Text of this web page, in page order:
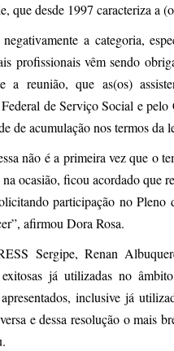
que desde 1997 caracteriza a
a categoria,
profissionais vêm sendo
a reunião, que as(os)
de Serviço Social e
de acumulação nos termos da
não é a primeira vez que o
ocasião, ficou acordado que
participação no Pleno
afirmou Dora Rosa.
Sergipe, Renan
já utilizadas no
inclusive já
e dessa resolução o mais